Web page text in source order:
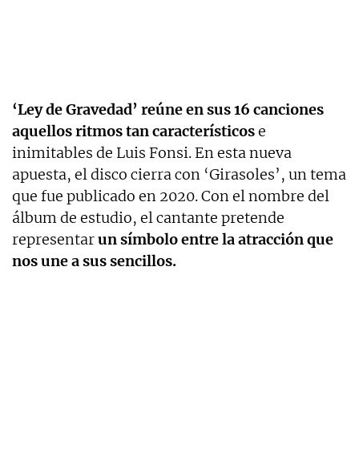
‘Ley de Gravedad’ reúne en sus 16 canciones
aquellos ritmos tan característicose
inimitables de Luis Fonsi. En esta nueva
apuesta, el disco cierra con ‘Girasoles’, un tema
que fue publicado en 2020. Con el nombre del
álbum de estudio, el cantante pretende
representarun símbolo entre la atracción que
nos une a sus sencillos.